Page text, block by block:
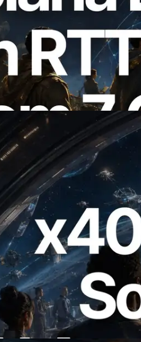
Leader Slot API
khu vực toàn cầu —
API cũng chính
RPC hỗ trợ x402 —
trả tiền theo nhu